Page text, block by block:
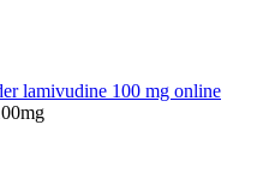
lamivudine 100 mg online